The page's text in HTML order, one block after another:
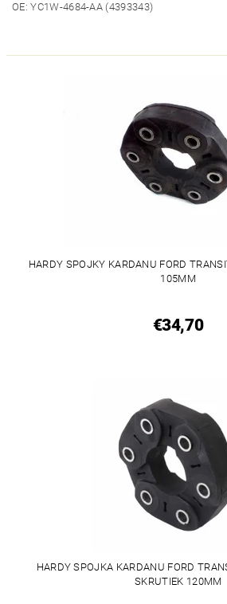
OE: YC1W-4684-AA (4393343)
HARDY SPOJKY KARDANU FORD
105MM
€34,70
HARDY SPOJKA KARDANU FORD
SKRUTIEK 120MM